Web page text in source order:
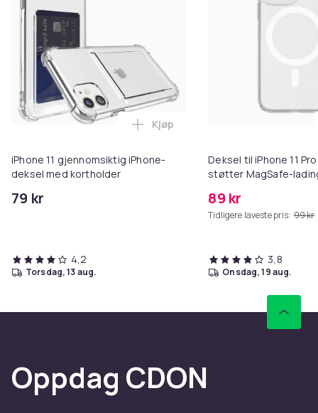
iPhone 11 gjennomsiktig iPhone-
deksel med kortholder
79 kr
Legg iPhone 11 gjennomsiktig
Kjøp
4,2
torsdag, 13 aug.
Deksel til iPhone 11
støtter MagSafe-
89 kr
Tidligere laveste pris: 99 kr
3,8
onsdag, 19 aug.
Oppdag CDON